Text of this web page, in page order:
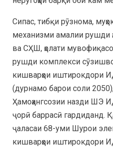
Сипас, тибқи рӯзнома,
механизми амалии рушди
ва СҲШ, ҳолати
рушди комплекси
кишварҳои иштирокдори
(дурнамо барои соли
Ҳамоҳангсозии назди ШЭ
ҷорӣ баррасӣ гардиданд.
ҷаласаи 68-уми Шурои
кишварҳои иштирокдори